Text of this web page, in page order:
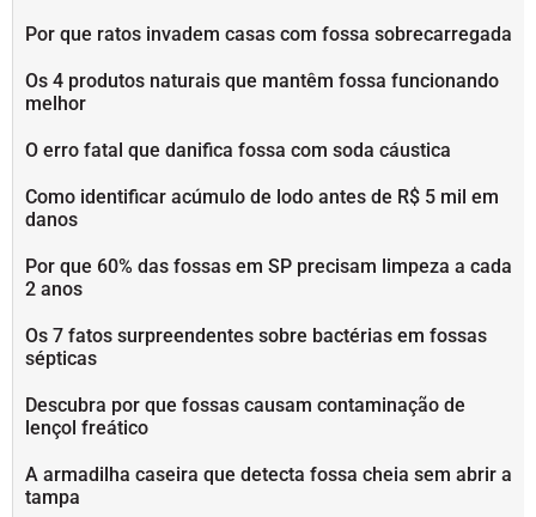
Por que ratos invadem casas com fossa sobrecarregada
Os 4 produtos naturais que mantêm fossa funcionando
melhor
O erro fatal que danifica fossa com soda cáustica
Como identificar acúmulo de lodo antes de R$ 5 mil em
danos
Por que 60% das fossas em SP precisam limpeza a cada
2 anos
Os 7 fatos surpreendentes sobre bactérias em fossas
sépticas
Descubra por que fossas causam contaminação de
lençol freático
A armadilha caseira que detecta fossa cheia sem abrir a
tampa